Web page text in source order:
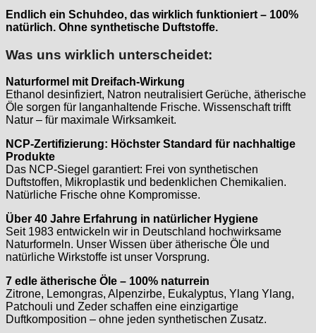
Endlich ein Schuhdeo, das wirklich funktioniert – 100%
natürlich. Ohne synthetische Duftstoffe.
Was uns wirklich unterscheidet:
Naturformel mit Dreifach-Wirkung
Ethanol desinfiziert, Natron neutralisiert Gerüche, ätherische
Öle sorgen für langanhaltende Frische. Wissenschaft trifft
Natur – für maximale Wirksamkeit.
NCP-Zertifizierung: Höchster Standard für nachhaltige
Produkte
Das NCP-Siegel garantiert: Frei von synthetischen
Duftstoffen, Mikroplastik und bedenklichen Chemikalien.
Natürliche Frische ohne Kompromisse.
Über 40 Jahre Erfahrung in natürlicher Hygiene
Seit 1983 entwickeln wir in Deutschland hochwirksame
Naturformeln. Unser Wissen über ätherische Öle und
natürliche Wirkstoffe ist unser Vorsprung.
7 edle ätherische Öle – 100% naturrein
Zitrone, Lemongras, Alpenzirbe, Eukalyptus, Ylang Ylang,
Patchouli und Zeder schaffen eine einzigartige
Duftkomposition – ohne jeden synthetischen Zusatz.